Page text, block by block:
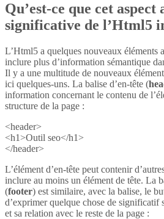
Qu’est-ce que cet aspect
significative de l’Html5
L’Html5 a quelques nouveaux éléments
inclure plus d’information sémantique
Il y a une multitude de nouveaux
ici quelques-uns. La balise d’en-tête (
information concernant le contenu de
structure de la page :
<header>
<h1>Outil seo</h1>
</header>
L’élément d’en-tête peut contenir
inclure au moins un élément de tête. La
(footer) est similaire, avec la balise, le
d’exprimer quelque chose de significatif
et sa relation avec le reste de la page :